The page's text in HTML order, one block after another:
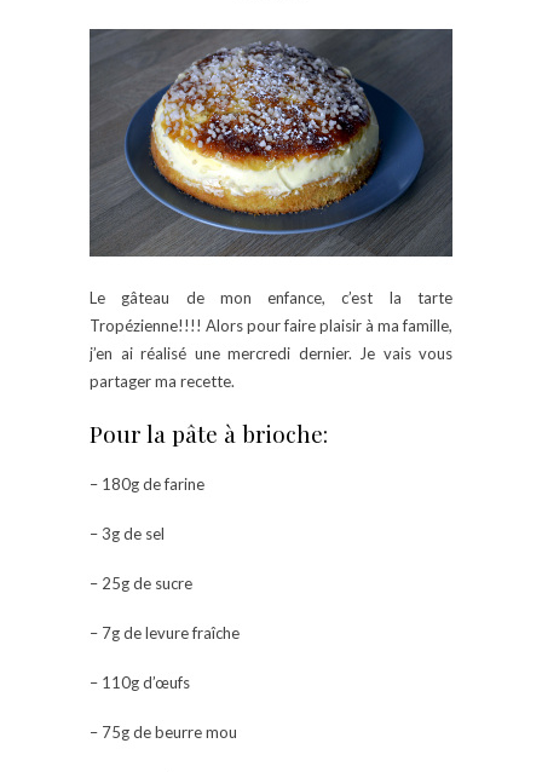
Le gâteau de mon enfance, c’est la tarte
Tropézienne!!!! Alors pour faire plaisir à ma famille,
j’en ai réalisé une mercredi dernier. Je vais vous
partager ma recette.
Pour la pâte à brioche:
– 180g de farine
– 3g de sel
– 25g de sucre
– 7g de levure fraîche
– 110g d’œufs
– 75g de beurre mou